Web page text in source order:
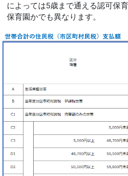
によっては5歳まで通える認可保
保育園かでも異なります。